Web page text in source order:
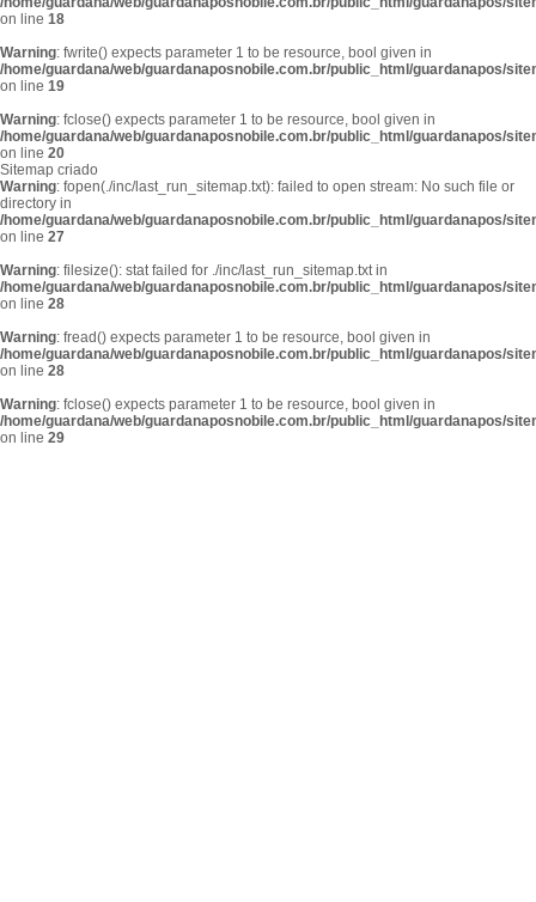
on line 18
Warning: fwrite() expects parameter 1 to be resource, bool given in
/home/guardana/web/guardanaposnobile.com.br/public_html/guardanapos/
on line 19
Warning: fclose() expects parameter 1 to be resource, bool given in
/home/guardana/web/guardanaposnobile.com.br/public_html/guardanapos/
on line 20
Sitemap criado
Warning: fopen(./inc/last_run_sitemap.txt): failed to open stream: No such file or
directory in
/home/guardana/web/guardanaposnobile.com.br/public_html/guardanapos/
on line 27
Warning: filesize(): stat failed for ./inc/last_run_sitemap.txt in
/home/guardana/web/guardanaposnobile.com.br/public_html/guardanapos/
on line 28
Warning: fread() expects parameter 1 to be resource, bool given in
/home/guardana/web/guardanaposnobile.com.br/public_html/guardanapos/
on line 28
Warning: fclose() expects parameter 1 to be resource, bool given in
/home/guardana/web/guardanaposnobile.com.br/public_html/guardanapos/
on line 29